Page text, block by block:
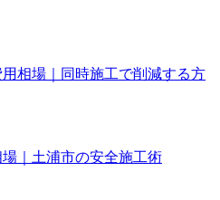
相場｜同時施工で削減する方
｜土浦市の安全施工術